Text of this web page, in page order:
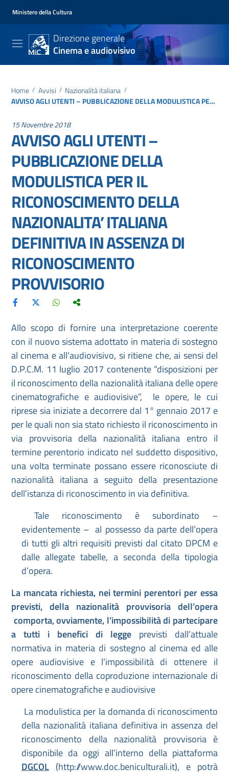
Ministero della Cultura
Direzione generale
Cinema e audiovisivo
Home / Avvisi / Nazionalità italiana /
AVVISO AGLI UTENTI – PUBBLICAZIONE DELLA MODULISTICA PER IL RICONOSCIMENTO DELLA NAZIONALITA’ ITALIANA DEFINITIVA IN ASSENZA DI RICONOSCIMENTO PROVVISORIO
15 Novembre 2018
AVVISO AGLI UTENTI –
PUBBLICAZIONE DELLA
MODULISTICA PER IL
RICONOSCIMENTO DELLA
NAZIONALITA’ ITALIANA
DEFINITIVA IN ASSENZA DI
RICONOSCIMENTO
PROVVISORIO
Allo scopo di fornire una interpretazione coerente
con il nuovo sistema adottato in materia di sostegno
al cinema e all’audiovisivo, si ritiene che, ai sensi del
D.P.C.M. 11 luglio 2017 contenente “disposizioni per
il riconoscimento della nazionalità italiana delle opere
cinematografiche e audiovisive”, le opere, le cui
riprese sia iniziate a decorrere dal 1° gennaio 2017 e
per le quali non sia stato richiesto il riconoscimento in
via provvisoria della nazionalità italiana entro il
termine perentorio indicato nel suddetto dispositivo,
una volta terminate possano essere riconosciute di
nazionalità italiana a seguito della presentazione
dell’istanza di riconoscimento in via definitiva.
Tale riconoscimento è subordinato –
evidentemente – al possesso da parte dell’opera
di tutti gli altri requisiti previsti dal citato DPCM e
dalle allegate tabelle, a seconda della tipologia
d’opera.
La mancata richiesta, nei termini perentori per essa
previsti, della nazionalità provvisoria dell’opera
comporta, ovviamente, l’impossibilità di partecipare
a tutti i benefici di legge previsti dall’attuale
normativa in materia di sostegno al cinema ed alle
opere audiovisive e l’impossibilità di ottenere il
riconoscimento della coproduzione internazionale di
opere cinematografiche e audiovisive
La modulistica per la domanda di riconoscimento
della nazionalità italiana definitiva in assenza del
riconoscimento della nazionalità provvisoria è
disponibile da oggi all’interno della piattaforma
DGCOL (http://www.doc.beniculturali.it), e potrà